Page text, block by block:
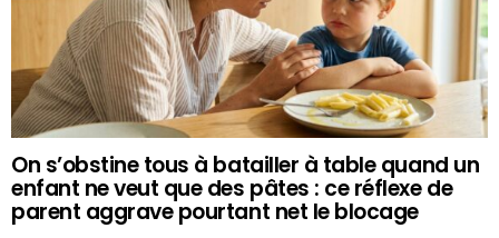
On s’obstine tous à batailler à table quand un
enfant ne veut que des pâtes : ce réflexe de
parent aggrave pourtant net le blocage